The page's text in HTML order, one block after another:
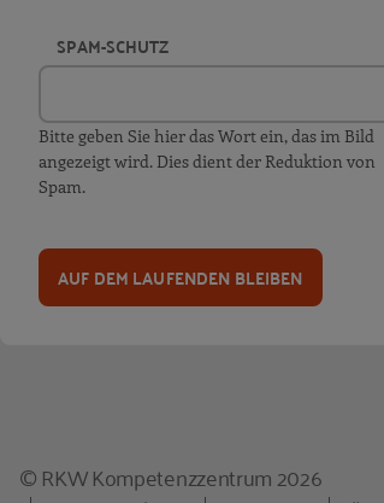
SPAM-SCHUTZ
Bitte geben Sie hier das Wort ein, das im Bild
angezeigt wird. Dies dient der Reduktion von
Spam.
AUF DEM LAUFENDEN BLEIBEN
© RKW Kompetenzzentrum 2026